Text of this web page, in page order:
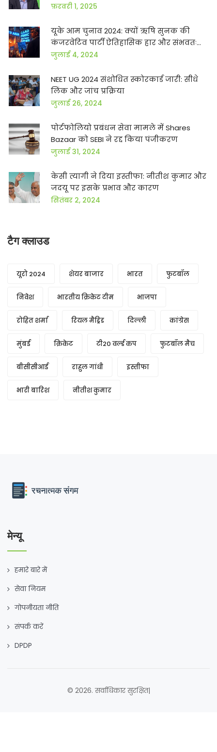
उत्साह
फ़रवरी 1, 2025
यूके आम चुनाव 2024: क्यों ऋषि सुनक की
कंजरवेटिव पार्टी ऐतिहासिक हार और संभवतः
विलुप्ति का सामना कर रही है
जुलाई 4, 2024
NEET UG 2024 संशोधित स्कोरकार्ड जारी: सीधे
लिंक और जांच प्रक्रिया
जुलाई 26, 2024
पोर्टफोलियो प्रबंधन सेवा मामले में Shares
Bazaar को SEBI ने रद्द किया पंजीकरण
जुलाई 31, 2024
केसी त्यागी ने दिया इस्तीफा: नीतीश कुमार और
जदयू पर इसके प्रभाव और कारण
सितंबर 2, 2024
टैग क्लाउड
यूरो 2024 शेयर बाजार भारत फुटबॉल
निवेश भारतीय क्रिकेट टीम भाजपा
रोहित शर्मा रियल मैड्रिड दिल्ली कांग्रेस
मुंबई क्रिकेट टी20 वर्ल्ड कप फुटबॉल मैच
बीसीसीआई राहुल गांधी इस्तीफा
भारी बारिश नीतीश कुमार
मेन्यू
हमारे बारे में
सेवा नियम
गोपनीयता नीति
संपर्क करें
DPDP
© 2026. सर्वाधिकार सुरक्षित|